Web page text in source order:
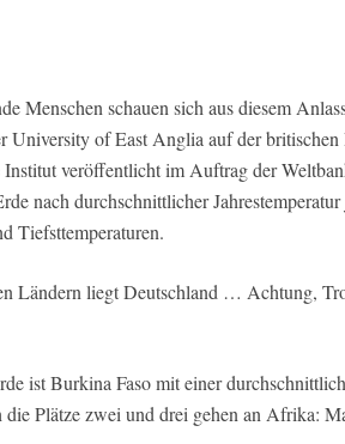
Menschen schauen sich aus diesem
University of East Anglia auf der britischen
Institut veröffentlicht im Auftrag der
nach durchschnittlicher
Tiefsttemperaturen.
Ländern liegt Deutschland … Achtung,
ist Burkina Faso mit einer
Plätze zwei und drei gehen an Afrika: